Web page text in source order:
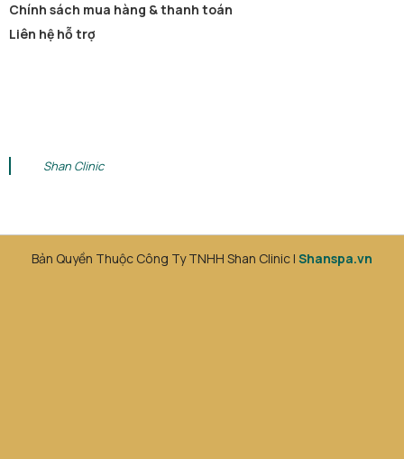
Chính sách mua hàng & thanh toán
Liên hệ hỗ trợ
Shan Clinic
Bản Quyền Thuộc Công Ty TNHH Shan Clinic | Shanspa.vn